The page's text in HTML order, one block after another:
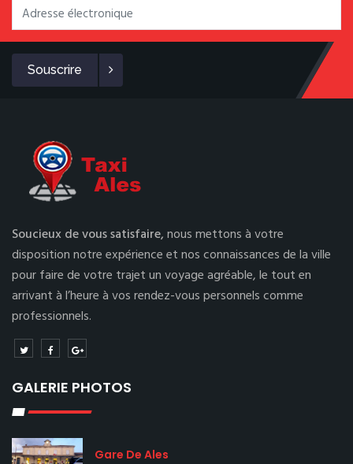
Souscrire
Soucieux de vous satisfaire,nous mettons à votre
disposition notre expérience et nos connaissances de la ville
pour faire de votre trajet un voyage agréable, le tout en
arrivant à l’heure à vos rendez-vous personnels comme
professionnels.
GALERIE PHOTOS
Gare De Ales